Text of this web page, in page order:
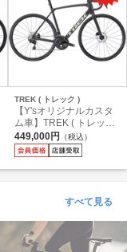
TREK ( トレック )
【Y'sオリジナルカスタ
ム車】TREK ( トレック )
ロードバイク EMONDA
SL 5+ANTARES ROAD
CARBON WHEEL ( エモ
ンダ SL 5+アンタレス
ル ) ソリッド チャコール
54 ( 身長目安175cm前後
)
449,000円 （税込）
すべて見る